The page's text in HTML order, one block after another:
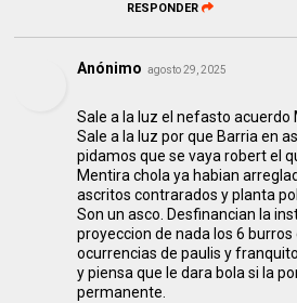
RESPONDER
Anónimo agosto 29, 2025
Sale a la luz el nefasto acuerdo
Sale a la luz por que Barria en
pidamos que se vaya robert el
Mentira chola ya habian
ascritos contrarados y planta
Son un asco. Desfinancian la
proyeccion de nada los 6
ocurrencias de paulis y
y piensa que le dara bola si la
permanente.